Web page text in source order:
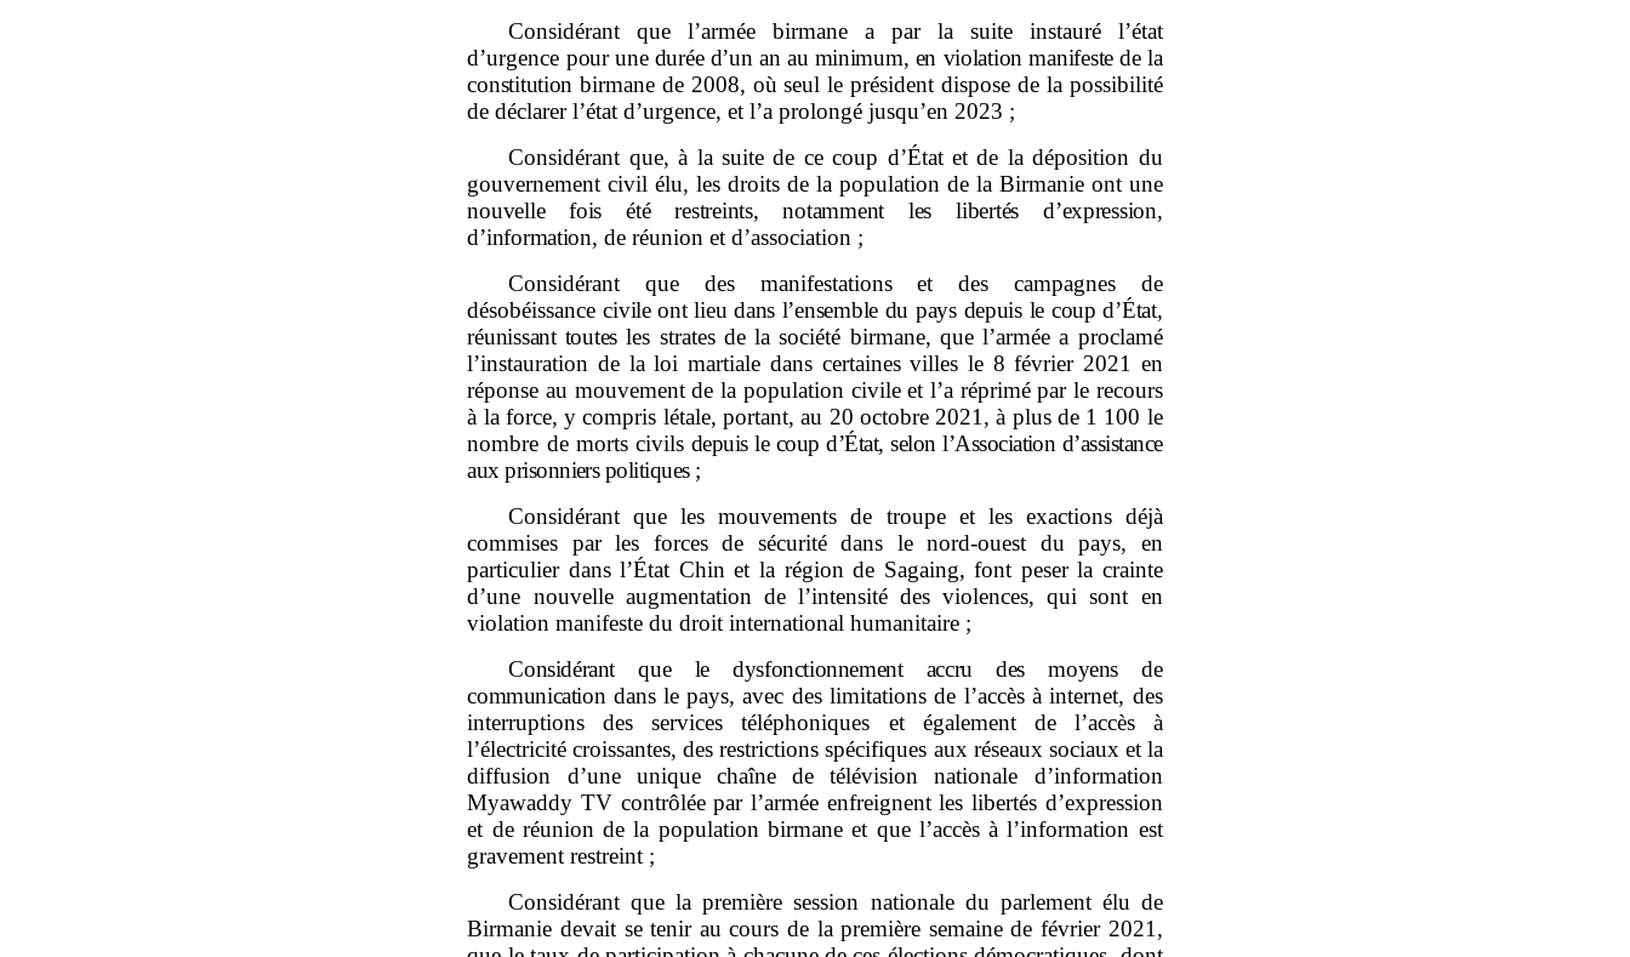
Considérant que l’armée birmane a par la suite instauré l’état
d’urgence pour une durée d’un an au minimum, en violation manifeste de la
constitution birmane de 2008, où seul le président dispose de la possibilité
de déclarer l’état d’urgence, et l’a prolongé jusqu’en 2023 ;
Considérant que, à la suite de ce coup d’État et de la déposition du
gouvernement civil élu, les droits de la population de la Birmanie ont une
nouvelle fois été restreints, notamment les libertés d’expression,
d’information, de réunion et d’association ;
Considérant que des manifestations et des campagnes de
désobéissancecivile ont lieu dans l’ensemble du pays depuis le coup d’État,
réunissant toutes les strates de la société birmane, que l’armée a proclamé
l’instauration de la loi martiale dans certaines villes le 8 février 2021 en
réponse au mouvement de la population civile et l’a réprimé par le recours
à la force, y compris létale, portant, au 20 octobre 2021, à plus de 1 100 le
nombre de morts civilsdepuis le coup d’État, selon l’Association d’assistance
aux prisonniers politiques ;
Considérant que les mouvements de troupe et les exactions déjà
commises par les forces de sécurité dans le nord‑ouest du pays, en
particulier dans l’État Chin et la région de Sagaing, font peser la crainte
d’une nouvelle augmentation de l’intensité des violences, qui sont en
violation manifeste du droit international humanitaire ;
Considérant que le dysfonctionnement accru des moyens de
communicationdans le pays, avec des limitations de l’accès à internet, des
interruptions des services téléphoniques et également de l’accès à
l’électricité croissantes, des restrictions spécifiques aux réseaux sociaux et la
diffusion d’une unique chaîne de télévision nationale d’information
Myawaddy TV contrôlée par l’armée enfreignent les libertés d’expression
et de réunion de la population birmane et que l’accès à l’information est
gravement restreint ;
Considérant que la première session nationale du parlement élu de
Birmanie devait se tenir au cours de la première semaine de février 2021,